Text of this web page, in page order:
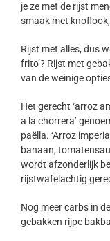
je ze met de rijst
smaak met
Rijst met alles, dus
frito’? Rijst met
van de weinige
Het gerecht ‘arroz
a la chorrera’
paëlla. ‘Arroz
banaan,
wordt afzonderlijk
rijstwafelachtig
Nog meer carbs in
gebakken rijpe